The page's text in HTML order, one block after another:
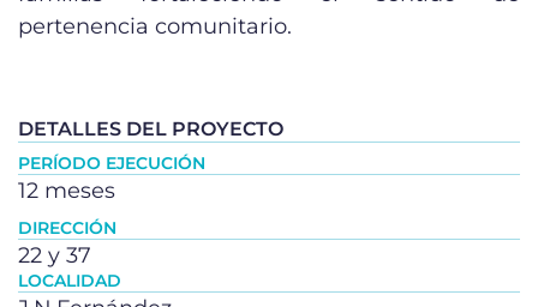
pertenencia comunitario.
DETALLES DEL PROYECTO
PERÍODO EJECUCIÓN
12 meses
DIRECCIÓN
22 y 37
LOCALIDAD